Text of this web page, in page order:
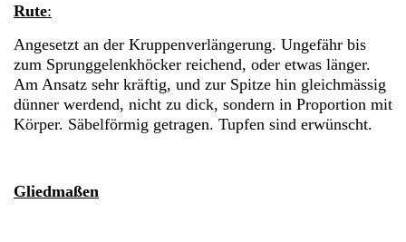
Rute:
Angesetzt an der Kruppenverlängerung. Ungefähr bis
zum Sprunggelenkhöcker reichend, oder etwas länger.
Am Ansatz sehr kräftig, und zur Spitze hin gleichmässig
dünner werdend, nicht zu dick, sondern in Proportion mit
Körper. Säbelförmig getragen. Tupfen sind erwünscht.
Gliedmaßen